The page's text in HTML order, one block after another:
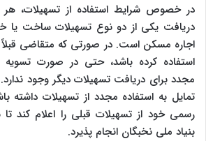
در خصوص شرایط استفاده از تسهیلات، هر
دریافت یکی از دو نوع تسهیلات ساخت یا
اجاره مسکن است. در صورتی که متقاضی قبلاً
استفاده کرده باشد، حتی در صورت
مجدد برای دریافت تسهیلات دیگر وجود
تمایل به استفاده مجدد از تسهیلات داشته
رسمی خود از تسهیلات قبلی را اعلام کند
بنیاد ملی نخبگان انجام پذیرد.